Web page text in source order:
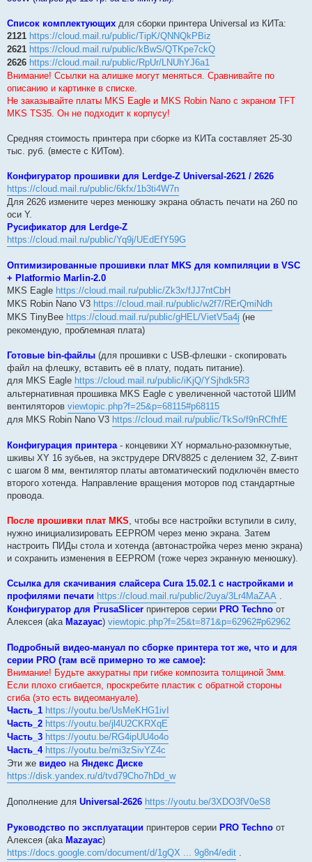
Список комплектующих для сборки принтера Universal из КИТа:
2121 https://cloud.mail.ru/public/TipK/QNNQkPBiz
2621 https://cloud.mail.ru/public/kBwS/QTKpe7ckQ
2626 https://cloud.mail.ru/public/RpUr/LNUhYJ6a1
Внимание! Ссылки на алишке могут меняться. Сравнивайте по
описанию и картинке в списке.
Не заказывайте платы MKS Eagle и MKS Robin Nano с экраном TFT
MKS TS35. Он не подходит к корпусу!
Средняя стоимость принтера при сборке из КИТа составляет 25-30
тыс. руб. (вместе с КИТом).
Конфигуратор прошивки для Lerdge-Z Universal-2621 / 2626
https://cloud.mail.ru/public/6kfx/1b3ti4W7n
Для 2626 измените через менюшку экрана область печати на 260 по
оси Y.
Русификатор для Lerdge-Z
https://cloud.mail.ru/public/Yq9j/UEdEfY59G
Оптимизированные прошивки плат MKS для компиляции в VSC
+ Platformio Marlin-2.0
MKS Eagle https://cloud.mail.ru/public/Zk3x/fJJ7ntCbH
MKS Robin Nano V3 https://cloud.mail.ru/public/w2f7/RErQmiNdh
MKS TinyBee https://cloud.mail.ru/public/gHEL/VietV5a4j (не
рекомендую, проблемная плата)
Готовые bin-файлы (для прошивки с USB-флешки - скопировать
файл на флешку, вставить её в плату, подать питание).
для MKS Eagle https://cloud.mail.ru/public/iKjQ/YSjhdk5R3
альтернативная прошивка MKS Eagle с увеличенной частотой ШИМ
вентиляторов viewtopic.php?f=25&p=68115#p68115
для MKS Robin Nano V3 https://cloud.mail.ru/public/TkSo/f9nRCfhfE
Конфигурация принтера- концевики XY нормально-разомкнутые,
шкивы XY 16 зубьев, на экструдере DRV8825 с делением 32, Z-винт
с шагом 8 мм, вентилятор платы автоматический подключён вместо
второго хотенда. Направление вращения моторов под стандартные
провода.
После прошивки плат MKS, чтобы все настройки вступили в силу,
нужно инициализировать EEPROM через меню экрана. Затем
настроить ПИДы стола и хотенда (автонастройка через меню экрана)
и сохранить изменения в EEPROM (тоже через экранную менюшку).
Ссылка для скачивания слайсера Cura 15.02.1 с настройками и
профилями печати https://cloud.mail.ru/public/2uya/3Lr4MaZAA .
Конфигуратор для PrusaSlicer принтеров серии PRO Techno от
Алексея (aka Mazayac) viewtopic.php?f=25&t=871&p=62962#p62962
Подробный видео-мануал по сборке принтера тот же, что и для
серии PRO (там всё примерно то же самое):
Внимание! Будьте аккуратны при гибке композита толщиной 3мм.
Если плохо сгибается, проскребите пластик с обратной стороны
сгиба (это есть видеомануале).
Часть_1 https://youtu.be/UsMeKHG1ivI
Часть_2 https://youtu.be/jl4U2CKRXqE
Часть_3 https://youtu.be/RG4ipUU4o4o
Часть_4 https://youtu.be/mi3zSivYZ4c
Эти же видео на Яндекс Диске
https://disk.yandex.ru/d/tvd79Cho7hDd_w
Дополнение для Universal-2626 https://youtu.be/3XDO3fV0eS8
Руководство по эксплуатации принтеров серии PRO Techno от
Алексея (aka Mazayac)
https://docs.google.com/document/d/1gQX ... 9g8n4/edit .